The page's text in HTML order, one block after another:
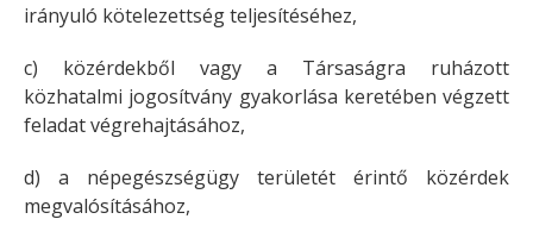
irányuló kötelezettség teljesítéséhez,
c) közérdekből vagy a Társaságra ruházott
közhatalmi jogosítvány gyakorlása keretében végzett
feladat végrehajtásához,
d) a népegészségügy területét érintő közérdek
megvalósításához,